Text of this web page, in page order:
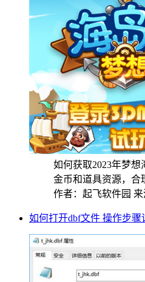
如何获取2023年梦
金币和道具资源，合
作者：起飞软件园
如何打开dbf文件 操作步骤